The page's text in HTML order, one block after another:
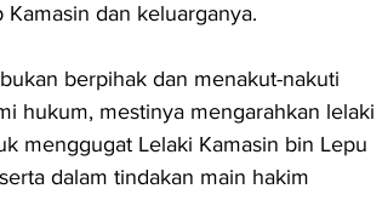
dan keluarganya.
berpihak dan menakut-nakuti
hukum, mestinya mengarahkan lelaki
menggugat Lelaki Kamasin bin Lepu
dalam tindakan main hakim